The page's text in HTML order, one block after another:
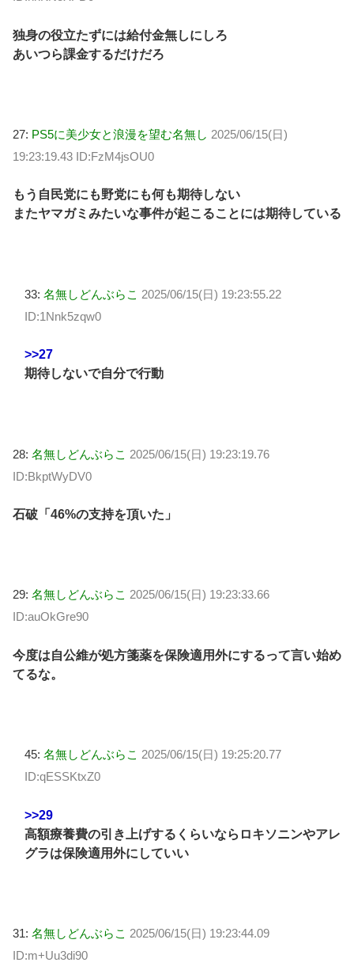
独身の役立たずには給付金無しにしろ
あいつら課金するだけだろ
27: PS5に美少女と浪漫を望む名無し 2025/06/15(日)
19:23:19.43 ID:FzM4jsOU0
もう自民党にも野党にも何も期待しない
またヤマガミみたいな事件が起こることには期待している
33: 名無しどんぶらこ 2025/06/15(日) 19:23:55.22
ID:1Nnk5zqw0
>>27
期待しないで自分で行動
28: 名無しどんぶらこ 2025/06/15(日) 19:23:19.76
ID:BkptWyDV0
石破「46%の支持を頂いた」
29: 名無しどんぶらこ 2025/06/15(日) 19:23:33.66
ID:auOkGre90
今度は自公維が処方箋薬を保険適用外にするって言い始め
てるな。
45: 名無しどんぶらこ 2025/06/15(日) 19:25:20.77
ID:qESSKtxZ0
>>29
高額療養費の引き上げするくらいならロキソニンやアレ
グラは保険適用外にしていい
31: 名無しどんぶらこ 2025/06/15(日) 19:23:44.09
ID:m+Uu3di90